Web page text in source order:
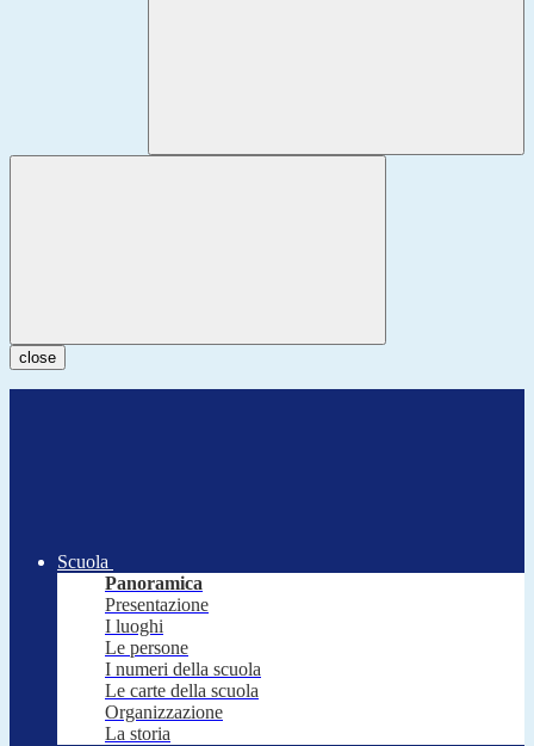
close
Scuola
Panoramica
Presentazione
I luoghi
Le persone
I numeri della scuola
Le carte della scuola
Organizzazione
La storia